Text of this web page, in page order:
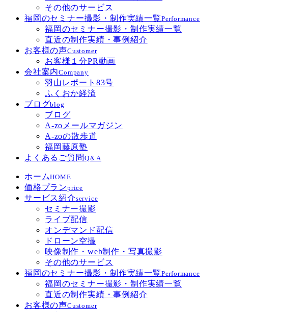
その他のサービス
福岡のセミナー撮影・制作実績一覧Performance
福岡のセミナー撮影・制作実績一覧
直近の制作実績・事例紹介
お客様の声Customer
お客様１分PR動画
会社案内Company
羽山レポート83号
ふくおか経済
ブログblog
ブログ
A-zoメールマガジン
A-zoの散歩道
福岡藤原塾
よくあるご質問 Q＆A
ホームHOME
価格プランprice
サービス紹介service
セミナー撮影
ライブ配信
オンデマンド配信
ドローン空撮
映像制作・web制作・写真撮影
その他のサービス
福岡のセミナー撮影・制作実績一覧Performance
福岡のセミナー撮影・制作実績一覧
直近の制作実績・事例紹介
お客様の声Customer